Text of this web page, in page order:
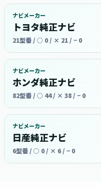
ナビメーカー
トヨタ純正ナビ
21型番 / ○ 0 / × 21 / − 0
ナビメーカー
ホンダ純正ナビ
82型番 / ○ 44 / × 38 / − 0
ナビメーカー
日産純正ナビ
6型番 / ○ 0 / × 6 / − 0